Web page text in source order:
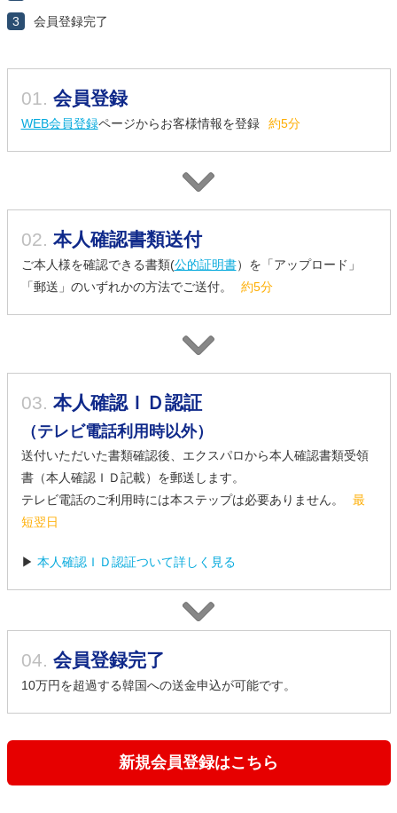
3 会員登録完了
01. 会員登録
WEB会員登録ページからお客様情報を登録 約5分
02. 本人確認書類送付
ご本人様を確認できる書類(公的証明書）を「アップロード」
「郵送」のいずれかの方法でご送付。
約5分
03. 本人確認ＩＤ認証
（テレビ電話利用時以外）
送付いただいた書類確認後、エクスパロから本人確認書類受領
書（本人確認ＩＤ記載）を郵送します。
テレビ電話のご利用時には本ステップは必要ありません。
最
短翌日
▶ 本人確認ＩＤ認証ついて詳しく見る
04. 会員登録完了
10万円を超過する韓国への送金申込が可能です。
新規会員登録はこちら